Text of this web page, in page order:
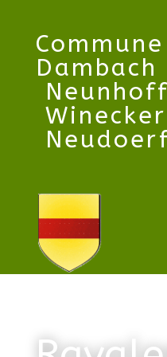
Commune
Dambach